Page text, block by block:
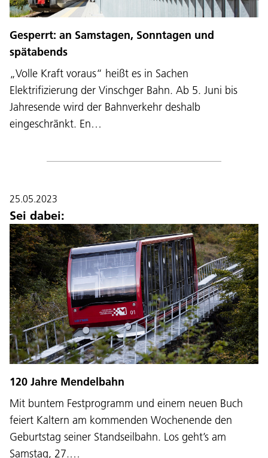
Gesperrt: an Samstagen, Sonntagen und
spätabends
„Volle Kraft voraus“ heißt es in Sachen
Elektrifizierung der Vinschger Bahn. Ab 5. Juni bis
Jahresende wird der Bahnverkehr deshalb
eingeschränkt. En…
25.05.2023
Sei dabei:
120 Jahre Mendelbahn
Mit buntem Festprogramm und einem neuen Buch
feiert Kaltern am kommenden Wochenende den
Geburtstag seiner Standseilbahn. Los geht’s am
Samstag, 27.…